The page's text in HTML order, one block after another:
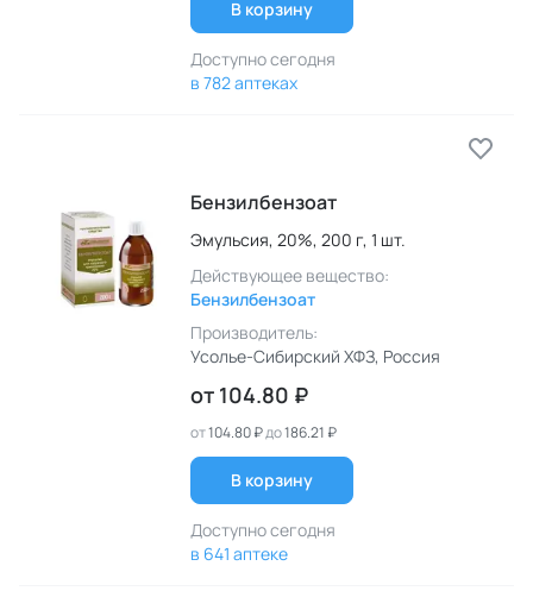
В корзину
Доступно сегодня
в 782 аптеках
Бензилбензоат
Эмульсия, 20%, 200 г, 1 шт.
Действующее вещество:
Бензилбензоат
Производитель:
Усолье-Сибирский ХФЗ, Россия
от 104.80 ₽
от104.80 ₽до186.21 ₽
В корзину
Доступно сегодня
в 641 аптеке